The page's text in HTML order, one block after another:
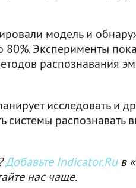
модель и
Эксперименты
распознавания
исследовать и
системы распознавать
Добавьте Indicator.Ruв
нас чаще.